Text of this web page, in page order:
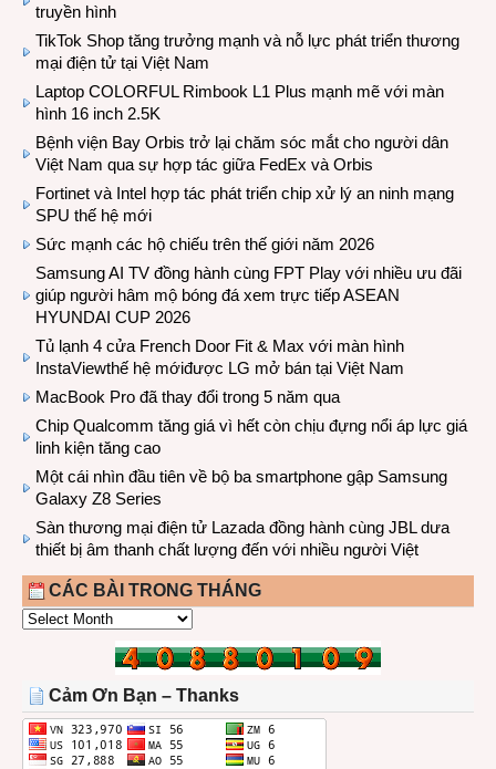
truyền hình
TikTok Shop tăng trưởng mạnh và nỗ lực phát triển thương
mại điện tử tại Việt Nam
Laptop COLORFUL Rimbook L1 Plus mạnh mẽ với màn
hình 16 inch 2.5K
Bệnh viện Bay Orbis trở lại chăm sóc mắt cho người dân
Việt Nam qua sự hợp tác giữa FedEx và Orbis
Fortinet và Intel hợp tác phát triển chip xử lý an ninh mạng
SPU thế hệ mới
Sức mạnh các hộ chiếu trên thế giới năm 2026
Samsung AI TV đồng hành cùng FPT Play với nhiều ưu đãi
giúp người hâm mộ bóng đá xem trực tiếp ASEAN
HYUNDAI CUP 2026
Tủ lạnh 4 cửa French Door Fit & Max với màn hình
InstaViewthế hệ mớiđược LG mở bán tại Việt Nam
MacBook Pro đã thay đổi trong 5 năm qua
Chip Qualcomm tăng giá vì hết còn chịu đựng nổi áp lực giá
linh kiện tăng cao
Một cái nhìn đầu tiên về bộ ba smartphone gập Samsung
Galaxy Z8 Series
Sàn thương mại điện tử Lazada đồng hành cùng JBL dưa
thiết bị âm thanh chất lượng đến với nhiều người Việt
CÁC BÀI TRONG THÁNG
CÁC
THÁNG
Cảm Ơn Bạn – Thanks